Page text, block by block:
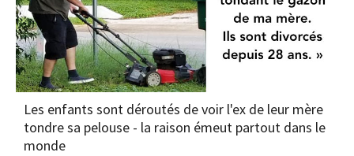
Les enfants sont déroutés de voir l'ex de leur mère
tondre sa pelouse - la raison émeut partout dans le
monde